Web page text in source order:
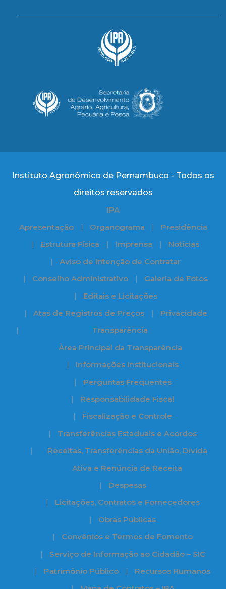
Instituto Agronômico de Pernambuco - Todos os
direitos reservados
IPA
Apresentação
Organograma
Presidência
Estrutura Física
Imprensa
Notícias
Aviso de Intenção de Contratar
Conselho Administrativo
Galeria de Fotos
Editais e Licitações
Atas de Registros de Preços
Privacidade
Transparência
Àrea Principal da Transparência
Informações Institucionais
Perguntas Frequentes
Responsabilidade Fiscal
Fiscalização e Controle
Transferências Estaduais e Acordos
Receitas, Transferências da União, Dívida
Ativa e Renúncia de Receita
Despesas
Licitações, Contratos e Fornecedores
Obras Públicas
Convênios e Termos de Fomento
Serviço de Informação ao Cidadão – SIC
Patrimônio Público
Recursos Humanos